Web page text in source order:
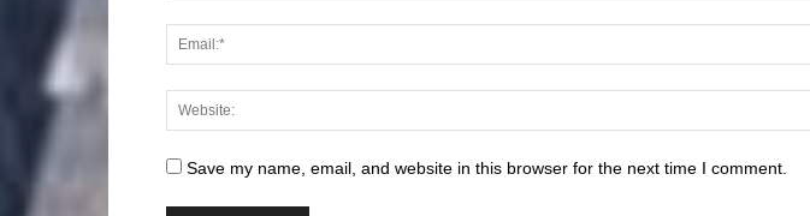
Save my name, email, and website in this browser for the next time I comment.